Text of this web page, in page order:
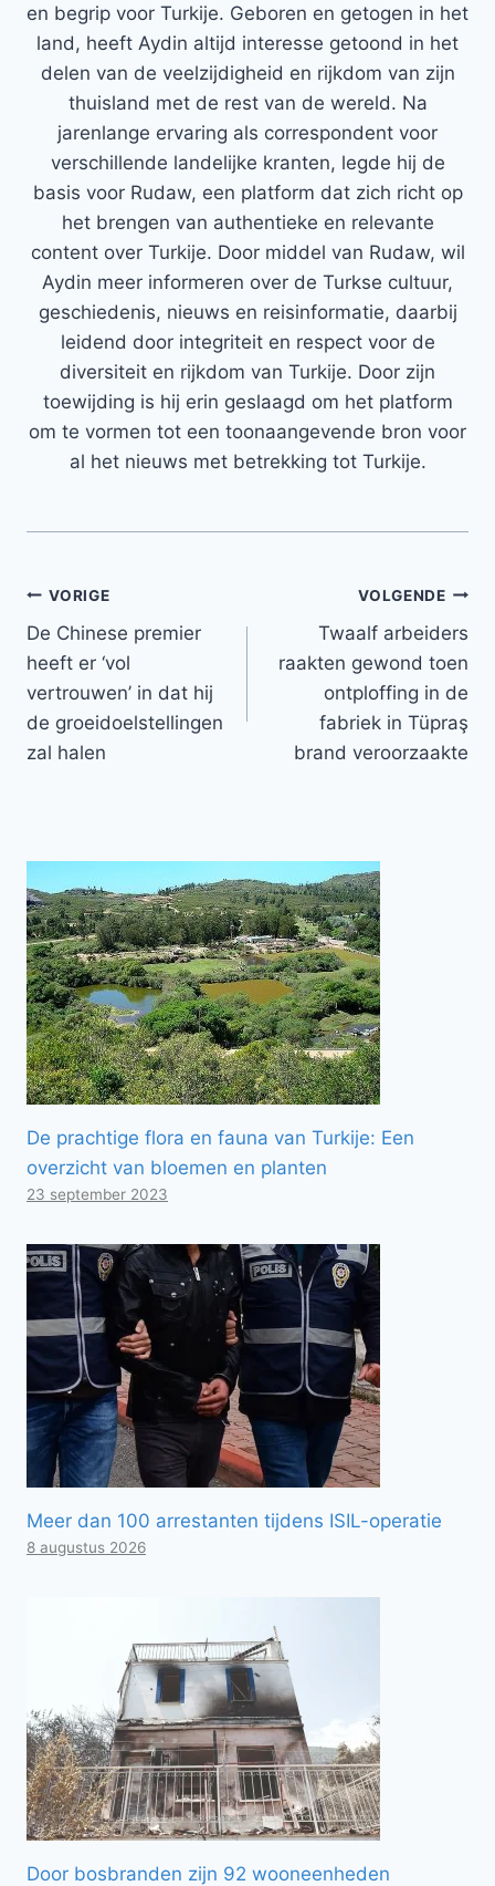
en begrip voor Turkije. Geboren en getogen in het
land, heeft Aydin altijd interesse getoond in het
delen van de veelzijdigheid en rijkdom van zijn
thuisland met de rest van de wereld. Na
jarenlange ervaring als correspondent voor
verschillende landelijke kranten, legde hij de
basis voor Rudaw, een platform dat zich richt op
het brengen van authentieke en relevante
content over Turkije. Door middel van Rudaw, wil
Aydin meer informeren over de Turkse cultuur,
geschiedenis, nieuws en reisinformatie, daarbij
leidend door integriteit en respect voor de
diversiteit en rijkdom van Turkije. Door zijn
toewijding is hij erin geslaagd om het platform
om te vormen tot een toonaangevende bron voor
al het nieuws met betrekking tot Turkije.
Bericht
navigatie
VORIGE
De Chinese premier
heeft er ‘vol
vertrouwen’ in dat hij
de groeidoelstellingen
zal halen
VOLGENDE
Twaalf arbeiders
raakten gewond toen
ontploffing in de
fabriek in Tüpraş
brand veroorzaakte
De prachtige flora en fauna van Turkije: Een
overzicht van bloemen en planten
23 september 2023
Meer dan 100 arrestanten tijdens ISIL-operatie
8 augustus 2026
Door bosbranden zijn 92 wooneenheden